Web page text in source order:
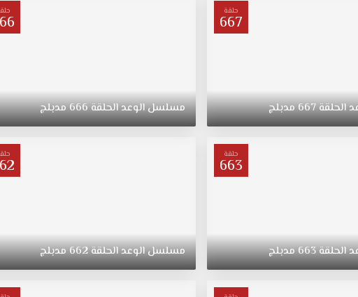
حلقة
667
الحلقة667مدبلج مسلسلالوعدالحلقة666مدبلج
حلقة
663
الحلقة663مدبلج مسلسلالوعدالحلقة662مدبلج